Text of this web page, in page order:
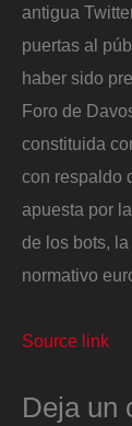
antigua
puertas al
haber sido
Foro de
constituida
con respaldo
apuesta por
de los bots,
normativo
Source link
Deja un